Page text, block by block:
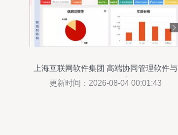
上海互联网软件集团 高端协同管理软件与
咨询服务的领航者
更新时间：2026-08-04 00:01:43